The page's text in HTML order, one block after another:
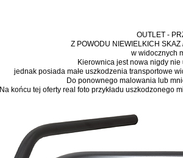
OUTLET -
Z POWODU NIEWIELKICH
w widocznych
Kierownica jest nowa nigdy
jednak posiada małe uszkodzenia transportowe
Do ponownego malowania lub
Na końcu tej oferty real foto przykładu uszkodzonego